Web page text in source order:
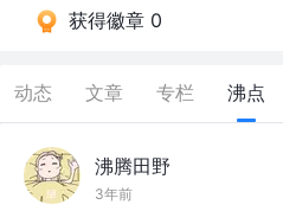
获得徽章 0
动态 文章 专栏 沸点
沸腾田野
3年前